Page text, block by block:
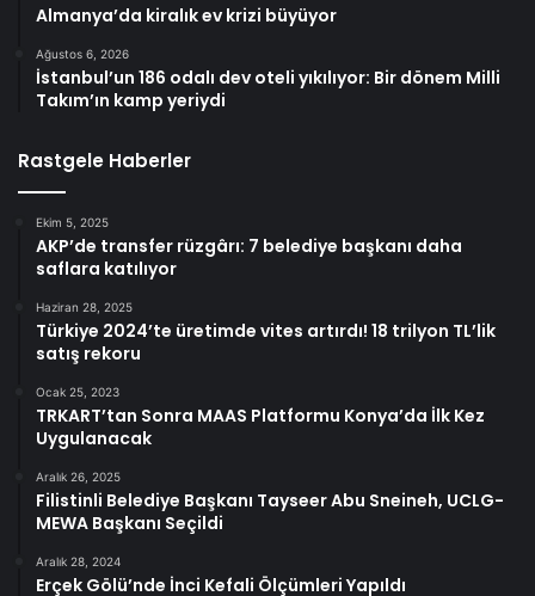
Almanya’da kiralık ev krizi büyüyor
Ağustos 6, 2026
İstanbul’un 186 odalı dev oteli yıkılıyor: Bir dönem Milli
Takım’ın kamp yeriydi
Rastgele Haberler
Ekim 5, 2025
AKP’de transfer rüzgârı: 7 belediye başkanı daha
saflara katılıyor
Haziran 28, 2025
Türkiye 2024’te üretimde vites artırdı! 18 trilyon TL’lik
satış rekoru
Ocak 25, 2023
TRKART’tan Sonra MAAS Platformu Konya’da İlk Kez
Uygulanacak
Aralık 26, 2025
Filistinli Belediye Başkanı Tayseer Abu Sneineh, UCLG-
MEWA Başkanı Seçildi
Aralık 28, 2024
Erçek Gölü’nde İnci Kefali Ölçümleri Yapıldı